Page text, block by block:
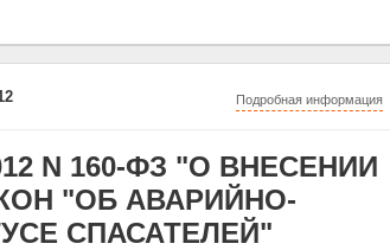
Подробная информация
N 160-ФЗ "О ВНЕСЕНИИ
"ОБ АВАРИЙНО-
СПАСАТЕЛЕЙ"